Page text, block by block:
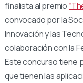
finalista al premio
convocado por la
Innovación y las
colaboración con la
Este concurso tiene
que tienen las